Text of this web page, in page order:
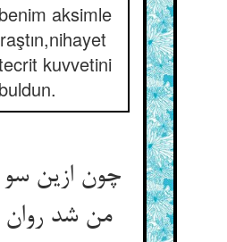
aksimle
tecrit kuvvetini
buldun.
چون ازین
من شد